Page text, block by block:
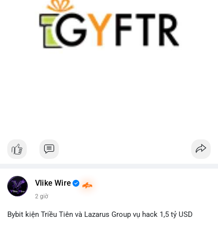
Vlike Wire
2 giờ
Bybit kiện Triều Tiên và Lazarus Group vụ hack 1,5 tỷ USD